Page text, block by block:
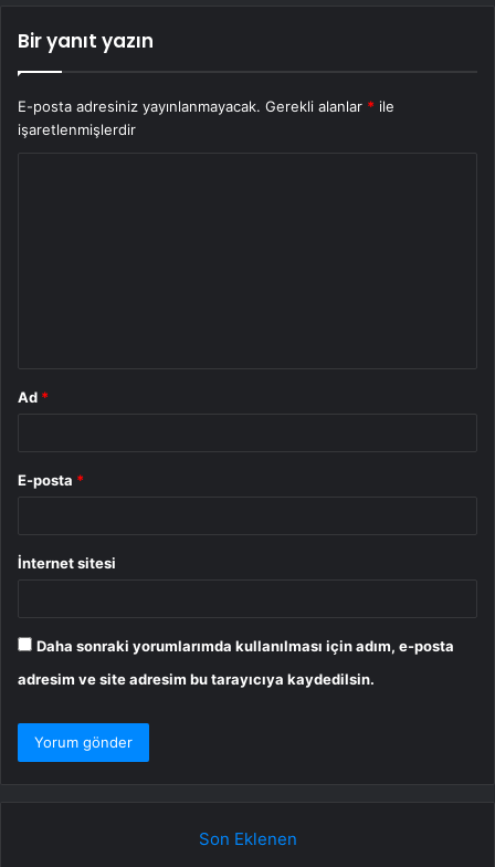
Bir yanıt yazın
E-posta adresiniz yayınlanmayacak. Gerekli alanlar * ile
işaretlenmişlerdir
Ad *
E-posta *
İnternet sitesi
Daha sonraki yorumlarımda kullanılması için adım, e-posta
adresim ve site adresim bu tarayıcıya kaydedilsin.
Son Eklenen